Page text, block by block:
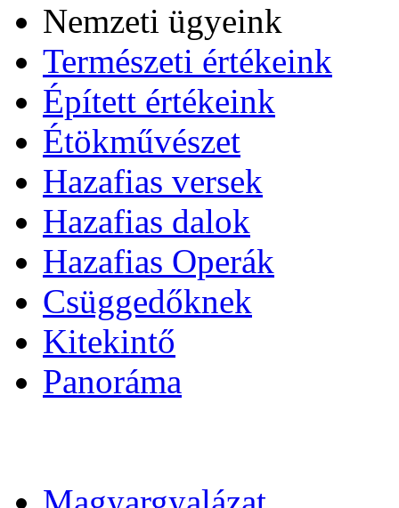
Nemzeti ügyeink
Természeti értékeink
Épített értékeink
Étökművészet
Hazafias versek
Hazafias dalok
Hazafias Operák
Csüggedőknek
Kitekintő
Panoráma